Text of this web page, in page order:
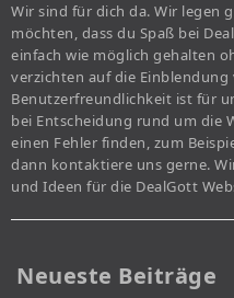
Wir sind für dich da. Wir legen
möchten, dass du Spaß bei
einfach wie möglich gehalten
verzichten auf die
Benutzerfreundlichkeit ist für
bei Entscheidung rund um die
einen Fehler finden, zum
dann kontaktiere uns gerne.
und Ideen für die DealGott
Neueste Beiträge